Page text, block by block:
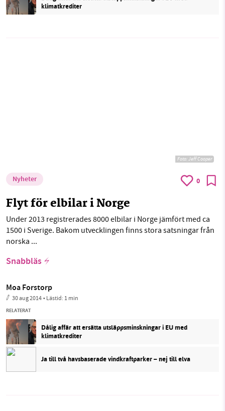
klimatkrediter
Foto:Jeff Cooper
Nyheter 0
Flyt för elbilar i Norge
Under 2013 registrerades 8000 elbilar i Norge jämfört med ca
1500 i Sverige. Bakom utvecklingen finns stora satsningar från
norska ...
Snabbläs
Moa Forstorp
30 aug 2014• Lästid: 1 min
RELATERAT
Dålig affär att ersätta utsläppsminskningar i EU med
klimatkrediter
Ja till två havsbaserade vindkraftparker – nej till elva